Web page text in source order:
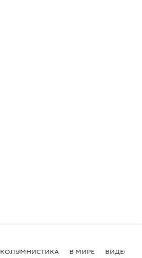
КОЛУМНИСТИКА В МИРЕ ВИДЕО